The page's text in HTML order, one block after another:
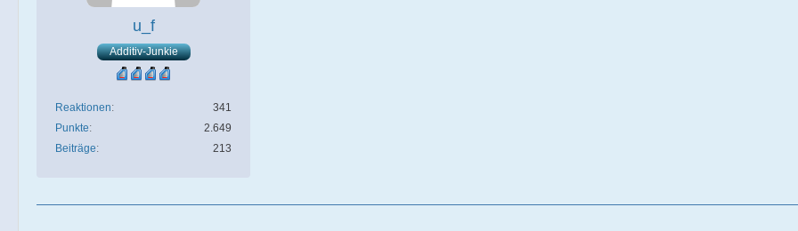
u_f
Additiv-Junkie
Reaktionen
341
Punkte
2.649
Beiträge
213